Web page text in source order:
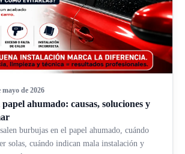
mayo de 2026
ahumado: causas, soluciones y
burbujas en el papel ahumado, cuándo
solas, cuándo indican mala instalación y